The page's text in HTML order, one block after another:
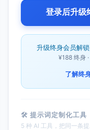
登录后升级
升级终身会员解锁
¥188 终身
了解终
🛠 提示词定制化工具
5 种 AI 工具，把同一条